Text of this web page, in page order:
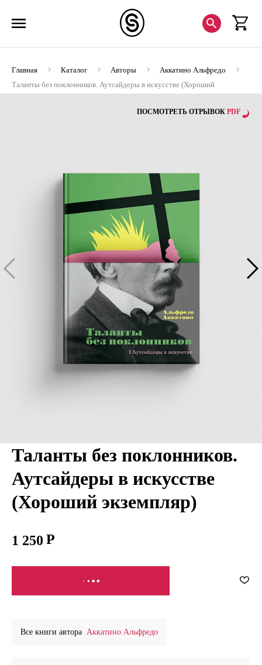
Главная Каталог Авторы
Аккатино Альфредо
Таланты без поклонников. Аутсайдеры в искусстве (Хороший
экземпляр)
ПОСМОТРЕТЬ ОТРЫВОК PDF
Таланты без поклонников.
Аутсайдеры в искусстве
(Хороший экземпляр)
1 250
СООБЩИТЬ О ПОСТУПЛЕНИИ
Все книги автора Аккатино Альфредо